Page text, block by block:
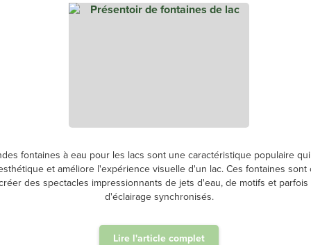
fontaines à eau pour les lacs sont une caractéristique populaire
et améliore l'expérience visuelle d'un lac. Ces fontaines sont
des spectacles impressionnants de jets d'eau, de motifs et
d'éclairage synchronisés.
Lire l'article complet